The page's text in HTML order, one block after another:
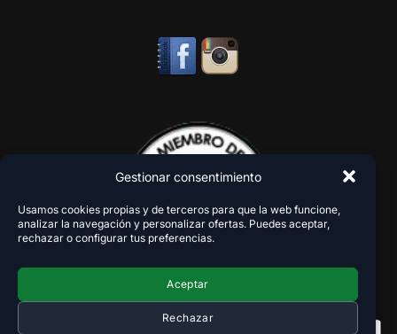
Gestionar consentimiento
Usamos cookies propias y de terceros para que la web funcione,
analizar la navegación y personalizar ofertas. Puedes aceptar,
rechazar o configurar tus preferencias.
Aceptar
Rechazar